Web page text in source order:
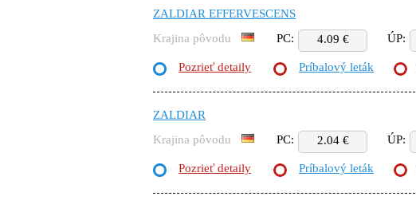
ZALDIAR EFFERVESCENS
Krajina pôvodu
PC: 4.09 € ÚP:
Pozrieť detaily Príbalový leták
ZALDIAR
Krajina pôvodu
PC: 2.04 € ÚP:
Pozrieť detaily Príbalový leták